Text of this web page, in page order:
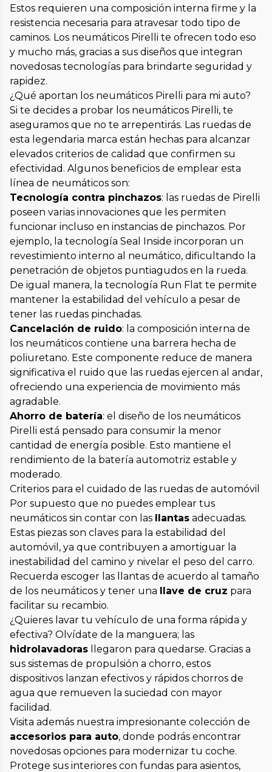
Estos requieren una composición interna firme y la
resistencia necesaria para atravesar todo tipo de
caminos. Los neumáticos Pirelli te ofrecen todo eso
y mucho más, gracias a sus diseños que integran
novedosas tecnologías para brindarte seguridad y
rapidez.
¿Qué aportan los neumáticos Pirelli para mi auto?
Si te decides a probar los neumáticos Pirelli, te
aseguramos que no te arrepentirás. Las ruedas de
esta legendaria marca están hechas para alcanzar
elevados criterios de calidad que confirmen su
efectividad. Algunos beneficios de emplear esta
línea de neumáticos son:
Tecnología contra pinchazos: las ruedas de Pirelli
poseen varias innovaciones que les permiten
funcionar incluso en instancias de pinchazos. Por
ejemplo, la tecnología Seal Inside incorporan un
revestimiento interno al neumático, dificultando la
penetración de objetos puntiagudos en la rueda.
De igual manera, la tecnología Run Flat te permite
mantener la estabilidad del vehículo a pesar de
tener las ruedas pinchadas.
Cancelación de ruido: la composición interna de
los neumáticos contiene una barrera hecha de
poliuretano. Este componente reduce de manera
significativa el ruido que las ruedas ejercen al andar,
ofreciendo una experiencia de movimiento más
agradable.
Ahorro de batería: el diseño de los neumáticos
Pirelli está pensado para consumir la menor
cantidad de energía posible. Esto mantiene el
rendimiento de la batería automotriz estable y
moderado.
Criterios para el cuidado de las ruedas de automóvil
Por supuesto que no puedes emplear tus
neumáticos sin contar con las llantas adecuadas.
Estas piezas son claves para la estabilidad del
automóvil, ya que contribuyen a amortiguar la
inestabilidad del camino y nivelar el peso del carro.
Recuerda escoger las llantas de acuerdo al tamaño
de los neumáticos y tener una llave de cruz para
facilitar su recambio.
¿Quieres lavar tu vehículo de una forma rápida y
efectiva? Olvídate de la manguera; las
hidrolavadoras llegaron para quedarse. Gracias a
sus sistemas de propulsión a chorro, estos
dispositivos lanzan efectivos y rápidos chorros de
agua que remueven la suciedad con mayor
facilidad.
Visita además nuestra impresionante colección de
accesorios para auto, donde podrás encontrar
novedosas opciones para modernizar tu coche.
Protege sus interiores con fundas para asientos,